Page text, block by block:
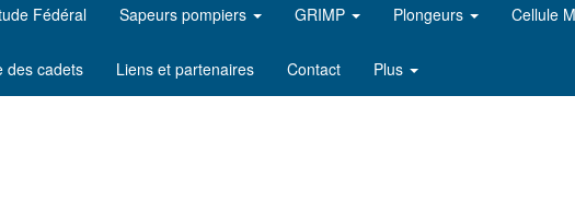
Fédéral Sapeurs pompiers GRIMP Plongeurs Cellule
des cadets Liens et partenaires Contact Plus